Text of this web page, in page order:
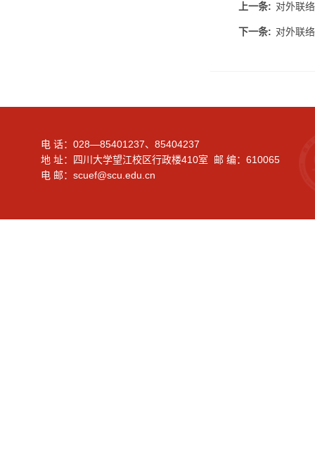
上一条: 对外联
下一条: 对外联
电 话：028—85401237、85404237
地 址：四川大学望江校区行政楼410室 邮 编：610065
电 邮：scuef@scu.edu.cn